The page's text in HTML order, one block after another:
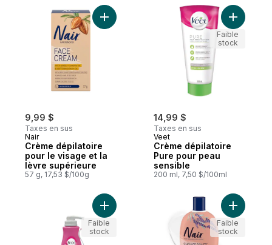
9,99 $
Taxes en sus
Nair
Crème dépilatoire
pour le visage et la
lèvre supérieure
57 g, 17,53 $/100g
Ajouter Crème dépilatoire pour le visage
14,99 $
Taxes en sus
Veet
Crème dépilatoire
Pure pour peau
sensible
200 ml, 7,50 $/100ml
Ajouter
Faible
stock
Ajouter Crème dépilatoire Pure pour
Faible
stock
Ajouter
Faible
stock